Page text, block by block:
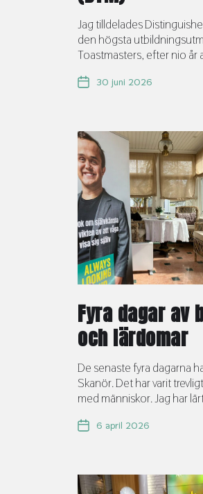
Jag tilldelades
den högsta
Toastmasters, efter nio år
30 juni 2026
Fyra dagar av
och lärdomar
De senaste fyra dagarna
Skanör. Det har varit
med människor. Jag har
6 april 2026